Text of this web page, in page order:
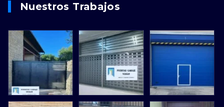
Nuestros Trabajos